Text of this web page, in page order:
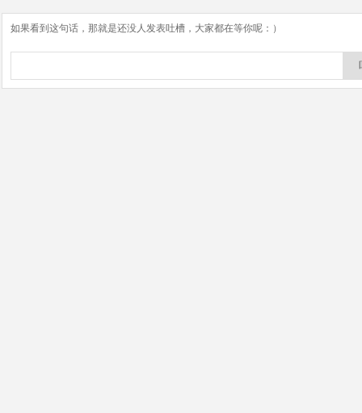
如果看到这句话，那就是还没人发表吐槽，大家都在等你呢：）